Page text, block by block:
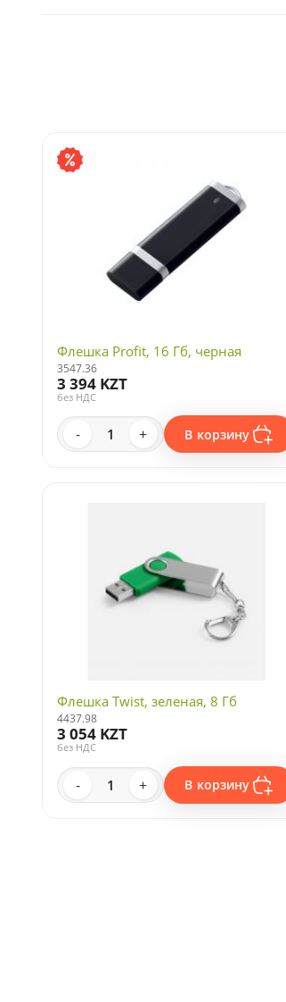
Флешка Profit, 16 Гб, черная
3547.36
3 394 KZT
без НДС
- + В корзину
Флешка Twist, зеленая, 8 Гб
4437.98
3 054 KZT
без НДС
- + В корзину